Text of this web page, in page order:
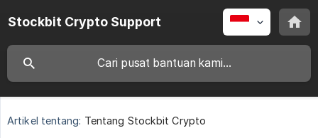
Stockbit Crypto Support
Artikel tentang: Tentang Stockbit Crypto